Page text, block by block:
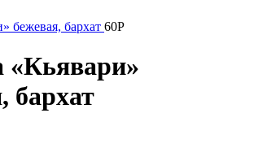
бежевая, бархат 60Р
бархат